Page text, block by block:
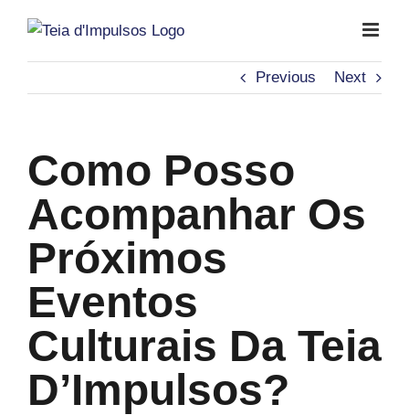
content
Previous
Next
Como Posso
Acompanhar Os
Próximos
Eventos
Culturais Da Teia
D’Impulsos?